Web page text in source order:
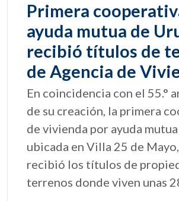
Primera
ayuda mutua de
recibió títulos de
de Agencia de
En coincidencia con el 55.°
de su creación, la primera
de vivienda por ayuda
ubicada en Villa 25 de
recibió los títulos de
terrenos donde viven unas